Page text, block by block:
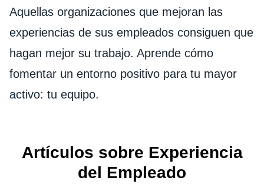
Brasil (Português)
Deutschland (Deutsch)
Italia (Italiano)
Nederlands (English)
Sweden (English)
Belgium (English)
España (Español)
India (English)
日本（日本語)
EXPERIENCIA DEL EMPLEADO
FRAUDE Y CUMPLIMIENTO
SOSTENIBILIDAD
Aquellas organizaciones que mejoran las
experiencias de sus empleados consiguen que
hagan mejor su trabajo. Aprende cómo
fomentar un entorno positivo para tu mayor
activo: tu equipo.
Artículos sobre Experiencia
del Empleado